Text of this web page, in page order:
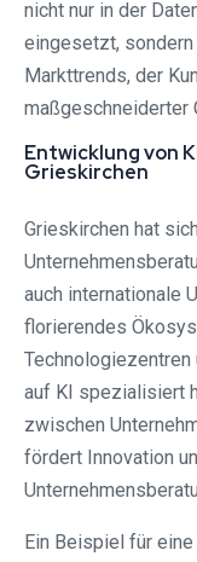
nicht nur in der
eingesetzt,
Markttrends, der
maßgeschneiderter
Entwicklung von
Grieskirchen
Grieskirchen hat
auch internationale
florierendes
Technologiezentren
auf KI spezialisiert
zwischen
fördert Innovation
Ein Beispiel für